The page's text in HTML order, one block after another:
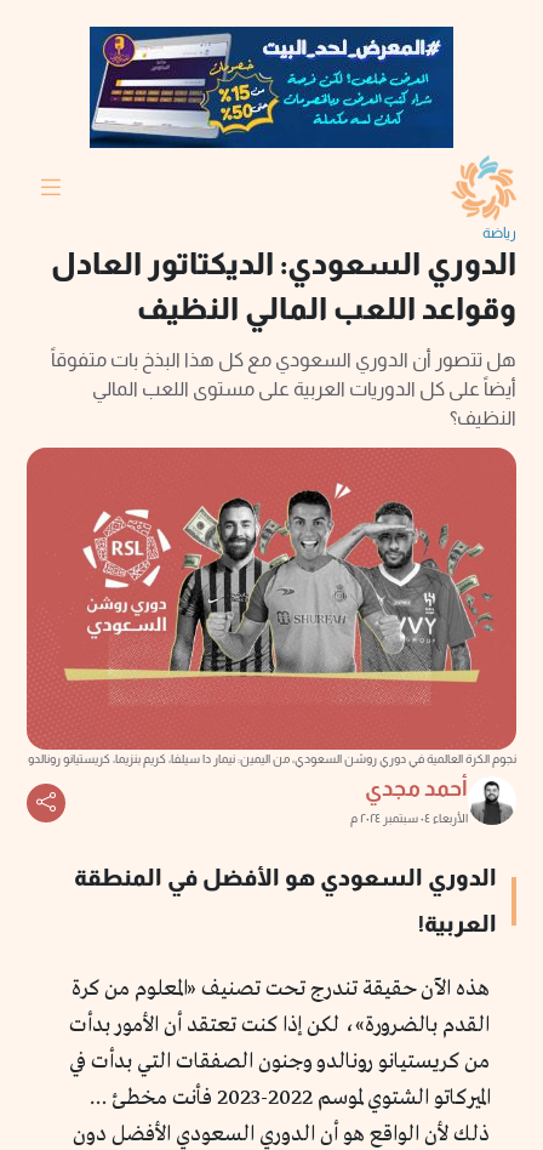
رياضة
الدوري السعودي: الديكتاتور العادل
وقواعد اللعب المالي النظيف
هل تتصور أن الدوري السعودي مع كل هذا البذخ بات متفوقاً
أيضاً على كل الدوريات العربية على مستوى اللعب المالي
النظيف؟
نجوم الكرة العالمية في دوري روشن السعودي، من اليمين: نيمار دا سيلفا، كريم بنزيما، كريستيانو رونالدو
أحمد مجدي
الأربعاء ٠٤ سبتمبر ٢٠٢٤ م
الدوري السعودي هو الأفضل في المنطقة
العربية!
هذه الآن حقيقة تندرج تحت تصنيف «المعلوم من كرة
القدم بالضرورة»، لكن إذا كنت تعتقد أن الأمور بدأت
من كريستيانو رونالدو وجنون الصفقات التي بدأت في
الميركاتو الشتوي لموسم 2022-2023 فأنت مخطئ …
ذلك لأن الواقع هو أن الدوري السعودي الأفضل دون